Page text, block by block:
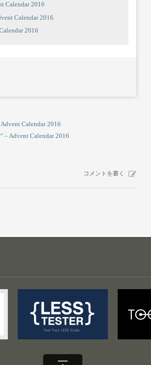
Calendar 2016
Calendar 2016
2016
Calendar 2016
Advent Calendar 2016
コメントを書く